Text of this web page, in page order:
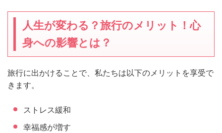
人生が変わる？旅行のメリット！心
身への影響とは？
旅行に出かけることで、私たちは以下のメリットを享受で
きます。
ストレス緩和
幸福感が増す